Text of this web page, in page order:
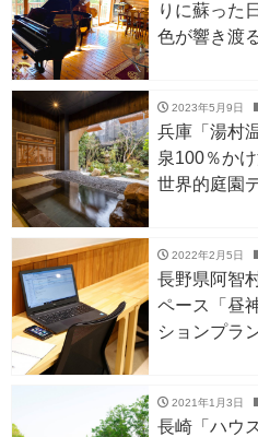
りに蘇った
色が響き渡
2023年5月9日
兵庫「湯村
泉100％か
世界的庭園
2022年2月5日
長野県阿智
ペース「昼
ションプラ
2021年1月3日
長崎「ハウ